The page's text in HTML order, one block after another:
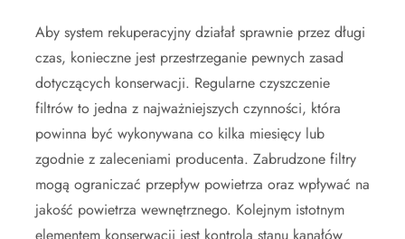
Aby system rekuperacyjny działał sprawnie przez długi
czas, konieczne jest przestrzeganie pewnych zasad
dotyczących konserwacji. Regularne czyszczenie
filtrów to jedna z najważniejszych czynności, która
powinna być wykonywana co kilka miesięcy lub
zgodnie z zaleceniami producenta. Zabrudzone filtry
mogą ograniczać przepływ powietrza oraz wpływać na
jakość powietrza wewnętrznego. Kolejnym istotnym
elementem konserwacji jest kontrola stanu kanałów